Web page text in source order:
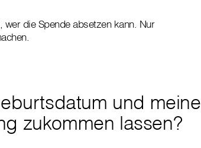
wer die Spende absetzen kann. Nur
und meine
zukommen lassen?